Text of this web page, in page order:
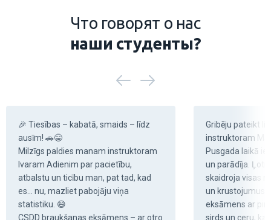
Что говорят о нас
наши студенты?
🎉 Tiesības – kabatā, smaids – līdz
ausīm! 🚗😁
Milzīgs paldies manam instruktoram
Ivaram Adienim par pacietību,
atbalstu un ticību man, pat tad, kad
es… nu, mazliet pabojāju viņa
statistiku. 😄
CSDD braukšanas eksāmens – ar otro
Gribēju pateikt
instruktoram
Pusgada laikā
un parādīja. Ļoti
skaidroja visas
un krustojumus.
eksāmens ar
sirds un ceru,